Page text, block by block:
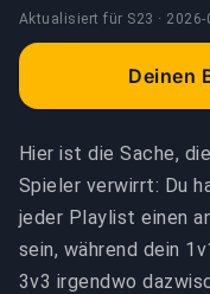
Aktualisiert für S23 · 2026-
Deinen
Hier ist die Sache,
Spieler verwirrt: Du
jeder Playlist einen
sein, während dein
3v3 irgendwo